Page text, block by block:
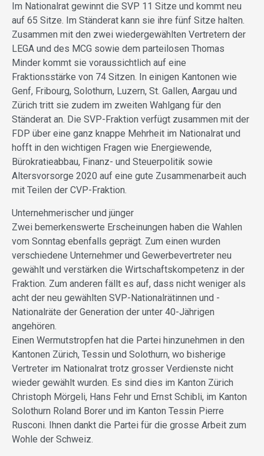
Im Nationalrat gewinnt die SVP 11 Sitze und kommt neu
auf 65 Sitze. Im Ständerat kann sie ihre fünf Sitze halten.
Zusammen mit den zwei wiedergewählten Vertretern der
LEGA und des MCG sowie dem parteilosen Thomas
Minder kommt sie voraussichtlich auf eine
Fraktionsstärke von 74 Sitzen. In einigen Kantonen wie
Genf, Fribourg, Solothurn, Luzern, St. Gallen, Aargau und
Zürich tritt sie zudem im zweiten Wahlgang für den
Ständerat an. Die SVP-Fraktion verfügt zusammen mit der
FDP über eine ganz knappe Mehrheit im Nationalrat und
hofft in den wichtigen Fragen wie Energiewende,
Bürokratieabbau, Finanz- und Steuerpolitik sowie
Altersvorsorge 2020 auf eine gute Zusammenarbeit auch
mit Teilen der CVP-Fraktion.
Unternehmerischer und jünger
Zwei bemerkenswerte Erscheinungen haben die Wahlen
vom Sonntag ebenfalls geprägt. Zum einen wurden
verschiedene Unternehmer und Gewerbevertreter neu
gewählt und verstärken die Wirtschaftskompetenz in der
Fraktion. Zum anderen fällt es auf, dass nicht weniger als
acht der neu gewählten SVP-Nationalrätinnen und -
Nationalräte der Generation der unter 40-Jährigen
angehören.
Einen Wermutstropfen hat die Partei hinzunehmen in den
Kantonen Zürich, Tessin und Solothurn, wo bisherige
Vertreter im Nationalrat trotz grosser Verdienste nicht
wieder gewählt wurden. Es sind dies im Kanton Zürich
Christoph Mörgeli, Hans Fehr und Ernst Schibli, im Kanton
Solothurn Roland Borer und im Kanton Tessin Pierre
Rusconi. Ihnen dankt die Partei für die grosse Arbeit zum
Wohle der Schweiz.